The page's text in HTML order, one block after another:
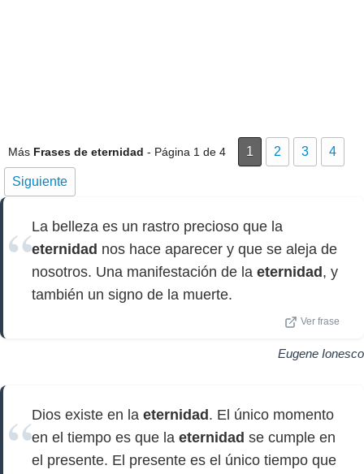
Más Frases de eternidad - Página 1 de 4 1 2 3 4
Siguiente
La belleza es un rastro precioso que la
eternidad nos hace aparecer y que se aleja de
nosotros. Una manifestación de la eternidad , y
también un signo de la muerte.
Ver frase
Eugene Ionesco
Dios existe en la eternidad . El único momento
en el tiempo es que la eternidad se cumple en
el presente. El presente es el único tiempo que